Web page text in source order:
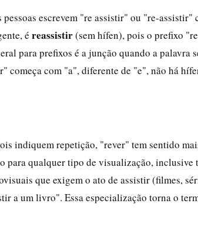
escrevem "re assistir" ou "re-assistir"
é reassistir(sem hífen), pois o prefixo
para prefixos é a junção quando a palavra
começa com "a", diferente de "e", não há
indiquem repetição, "rever" tem sentido
para qualquer tipo de visualização, inclusive
que exigem o ato de assistir (filmes,
a um livro". Essa especialização torna o